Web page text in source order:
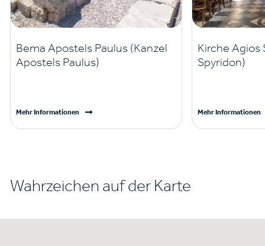
Bema Apostels Paulus (Kanzel
Apostels Paulus)
Mehr Informationen
Kirche Agios
Spyridon)
Mehr Informationen
Wahrzeichen auf der Karte